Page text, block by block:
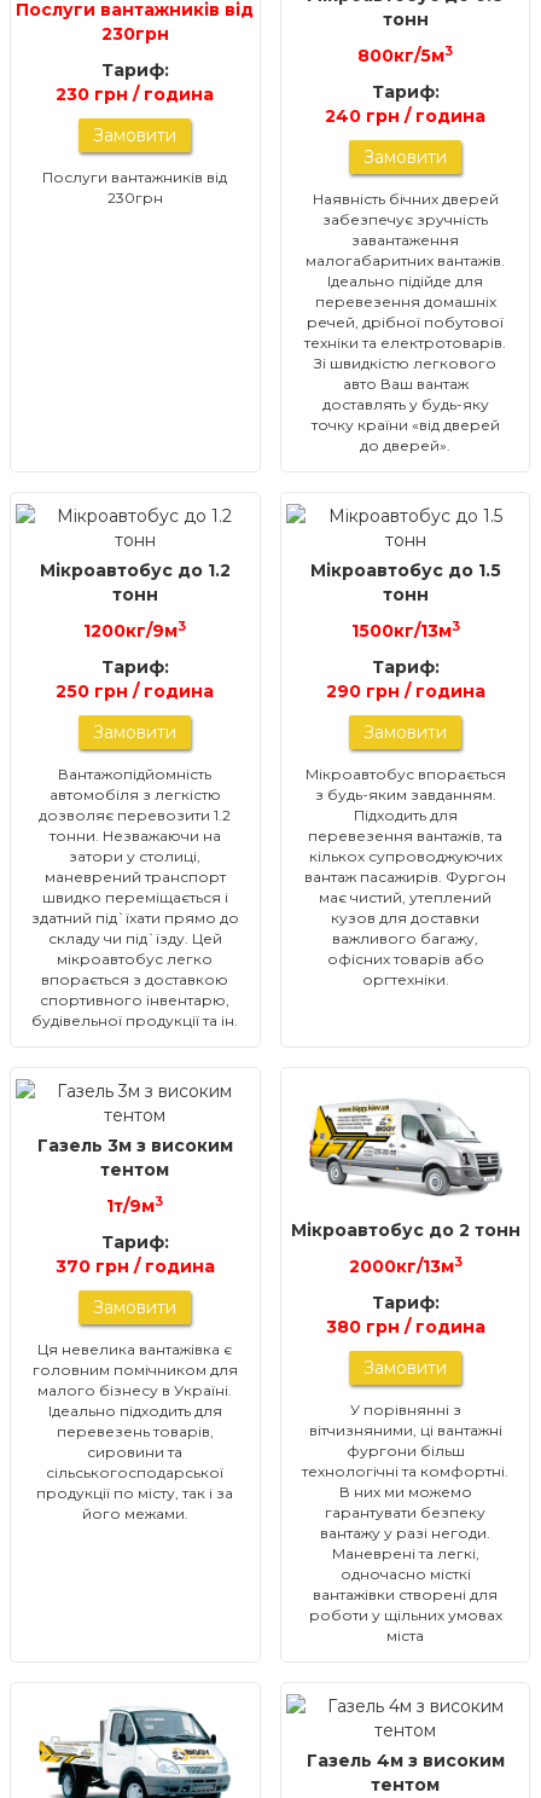
Послуги вантажників від
230грн
Тариф:
230 грн / година
Замовити
Послуги вантажників від
230грн
тонн
800кг/5м3
Тариф:
240 грн / година
Замовити
Наявність бічних дверей
забезпечує зручність
завантаження
малогабаритних вантажів.
Ідеально підійде для
перевезення домашніх
речей, дрібної побутової
техніки та електротоварів.
Зі швидкістю легкового
авто Ваш вантаж
доставлять у будь-яку
точку країни «від дверей
до дверей».
Мікроавтобус до 1.2
тонн
1200кг/9м3
Тариф:
250 грн / година
Замовити
Вантажопідйомність
автомобіля з легкістю
дозволяє перевозити 1.2
тонни. Незважаючи на
затори у столиці,
маневрений транспорт
швидко переміщається і
здатний під`їхати прямо до
складу чи під`їзду. Цей
мікроавтобус легко
впорається з доставкою
спортивного інвентарю,
будівельної продукції та ін.
Мікроавтобус до 1.5
тонн
1500кг/13м3
Тариф:
290 грн / година
Замовити
Мікроавтобус впорається
з будь-яким завданням.
Підходить для
перевезення вантажів, та
кількох супроводжуючих
вантаж пасажирів. Фургон
має чистий, утеплений
кузов для доставки
важливого багажу,
офісних товарів або
оргтехніки.
Газель 3м з високим
тентом
1т/9м3
Тариф:
370 грн / година
Замовити
Ця невелика вантажівка є
головним помічником для
малого бізнесу в Україні.
Ідеально підходить для
перевезень товарів,
сировини та
сільськогосподарської
продукції по місту, так і за
його межами.
Мікроавтобус до 2 тонн
2000кг/13м3
Тариф:
380 грн / година
Замовити
У порівнянні з
вітчизняними, ці вантажні
фургони більш
технологічні та комфортні.
В них ми можемо
гарантувати безпеку
вантажу у разі негоди.
Маневрені та легкі,
одночасно місткі
вантажівки створені для
роботи у щільних умовах
міста
Газель 4м з високим
тентом